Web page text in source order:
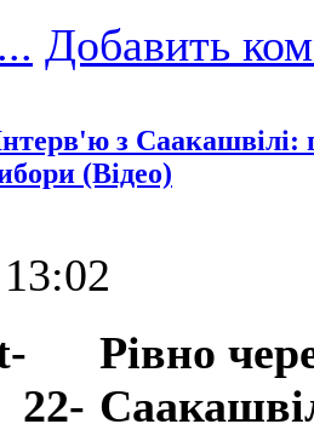
Добавить
з Саакашвілі:
(Відео)
Рівно